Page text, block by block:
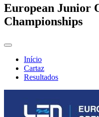
European Junior
Championships
Início
Cartaz
Resultados